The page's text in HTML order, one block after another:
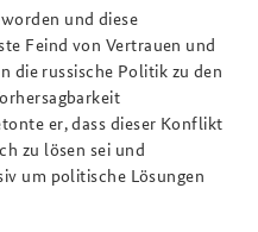
und diese
Feind von Vertrauen und
die russische Politik zu den
er, dass dieser Konflikt
zu lösen sei und
um politische Lösungen